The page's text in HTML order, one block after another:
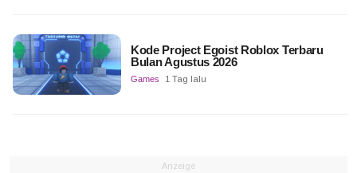
Kode Project Egoist Roblox Terbaru
Bulan Agustus 2026
Games 1 Tag lalu
Anzeige